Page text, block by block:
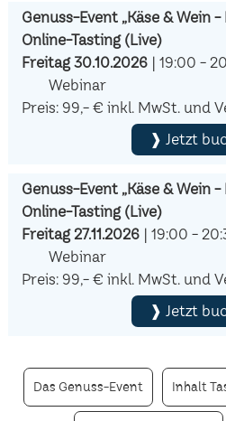
Genuss-Event „Käse & Wein
Online-Tasting (Live)
Freitag 30.10.2026| 19:00 -
Webinar
Preis: 99,- € inkl. MwSt. und
❱ Jetzt
Genuss-Event „Käse & Wein
Online-Tasting (Live)
Freitag 27.11.2026| 19:00 -
Webinar
Preis: 99,- € inkl. MwSt. und
❱ Jetzt
Das Genuss-Event Inhalt